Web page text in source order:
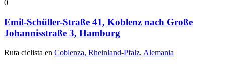
0
Emil-Schüller-Straße 41, Koblenz nach Große
Johannisstraße 3, Hamburg
Ruta ciclista en Coblenza, Rheinland-Pfalz, Alemania